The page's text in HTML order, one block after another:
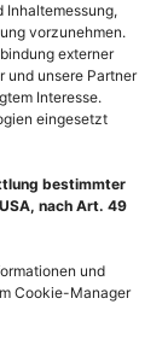
Inhaltemessung,
vorzunehmen.
externer
und unsere Partner
Interesse.
eingesetzt
bestimmter
nach Art. 49
und
Cookie-Manager